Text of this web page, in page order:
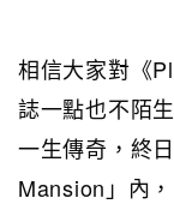
相信大家對《
誌一點也不陌
一生傳奇，終
Mansion」內